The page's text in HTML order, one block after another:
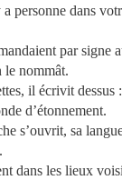
personne dans
par signe
le nommât.
il écrivit dessus
d’étonnement.
s’ouvrit, sa
dans les lieux